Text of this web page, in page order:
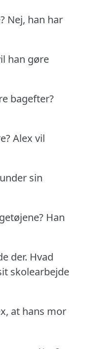
Nej, han har
han gøre
bagefter?
Alex vil
sin
Han
der. Hvad
skolearbejde
at hans mor